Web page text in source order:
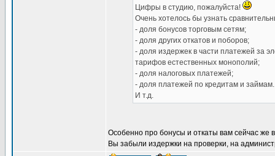
Цифры в студию, пожалуйста!
Очень хотелось бы узнать
- доля бонусов торговым сетям;
- доля других откатов и поборов;
- доля издержек в части платежей за
тарифов естественных монополий;
- доля налоговых платежей;
- доля платежей по кредитам и займам.
И т.д.
Особенно про бонусы и откаты вам сейчас же
Вы забыли издержки на проверки, на